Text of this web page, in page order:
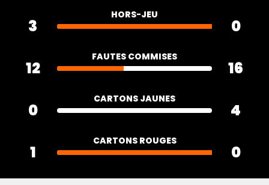
HORS-JEU
3 0
FAUTES COMMISES
12 16
CARTONS JAUNES
0 4
CARTONS ROUGES
1 0